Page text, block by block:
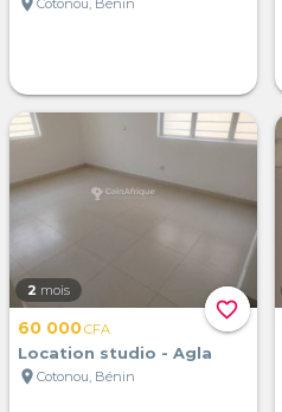
Cotonou, Bénin
favorite_border
2 mois
60 000CFA
Location studio - Agla
location_on Cotonou, Bénin